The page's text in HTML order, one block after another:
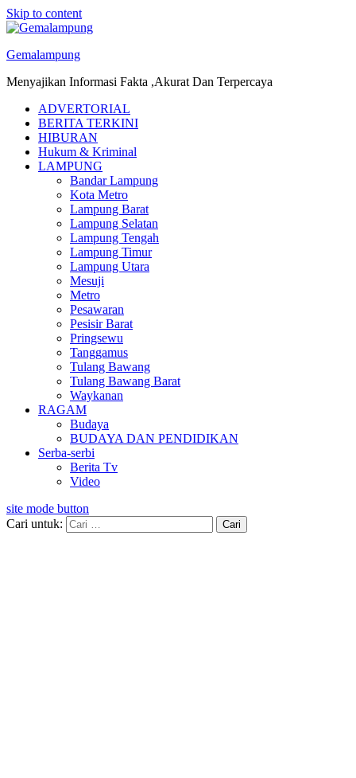
Skip to content
Gemalampung
Menyajikan Informasi Fakta ,Akurat Dan Terpercaya
ADVERTORIAL
BERITA TERKINI
HIBURAN
Hukum & Kriminal
LAMPUNG
Bandar Lampung
Kota Metro
Lampung Barat
Lampung Selatan
Lampung Tengah
Lampung Timur
Lampung Utara
Mesuji
Metro
Pesawaran
Pesisir Barat
Pringsewu
Tanggamus
Tulang Bawang
Tulang Bawang Barat
Waykanan
RAGAM
Budaya
BUDAYA DAN PENDIDIKAN
Serba-serbi
Berita Tv
Video
site mode button
Cari untuk: